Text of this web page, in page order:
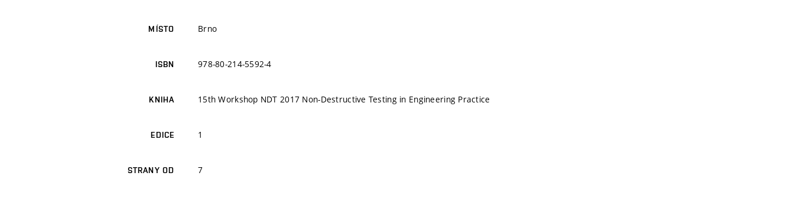
MÍSTO Brno
ISBN 978-80-214-5592-4
KNIHA 15th Workshop NDT 2017 Non-Destructive Testing in Engineering Practice
EDICE 1
STRANY OD 7